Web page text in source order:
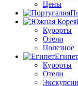
Цены
Курорты
Отели
Полезное
Египет
Курорты
Отели
Экскурсии